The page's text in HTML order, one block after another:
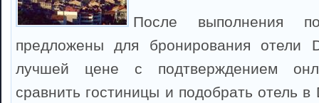
После выполнения
предложены для бронирования отели
лучшей цене с подтверждением
сравнить гостиницы и подобрать отель в